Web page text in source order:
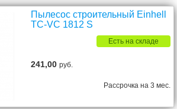
Пылесос строительный Einhell
TC-VC 1812 S
Есть на складе
241,00руб.
Рассрочка на 3 мес.